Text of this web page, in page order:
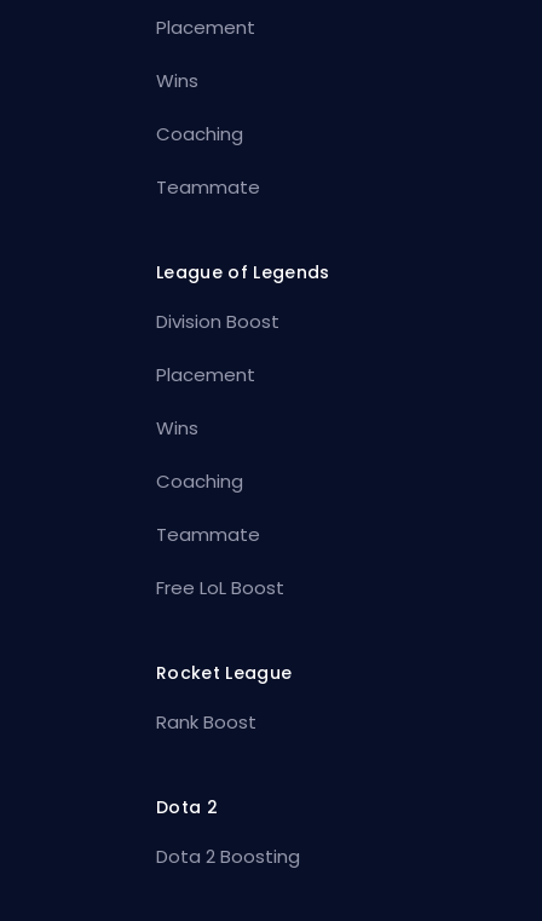
Placement
Wins
Coaching
Teammate
League of Legends
Division Boost
Placement
Wins
Coaching
Teammate
Free LoL Boost
Rocket League
Rank Boost
Dota 2
Dota 2 Boosting